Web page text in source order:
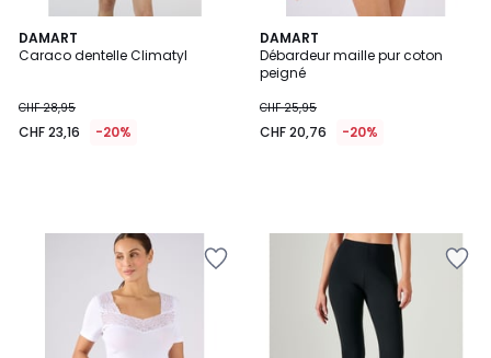
DAMART
Caraco dentelle Climatyl
CHF 28,95
CHF 23,16 -20%
DAMART
Débardeur maille pur coton
peigné
CHF 25,95
CHF 20,76 -20%